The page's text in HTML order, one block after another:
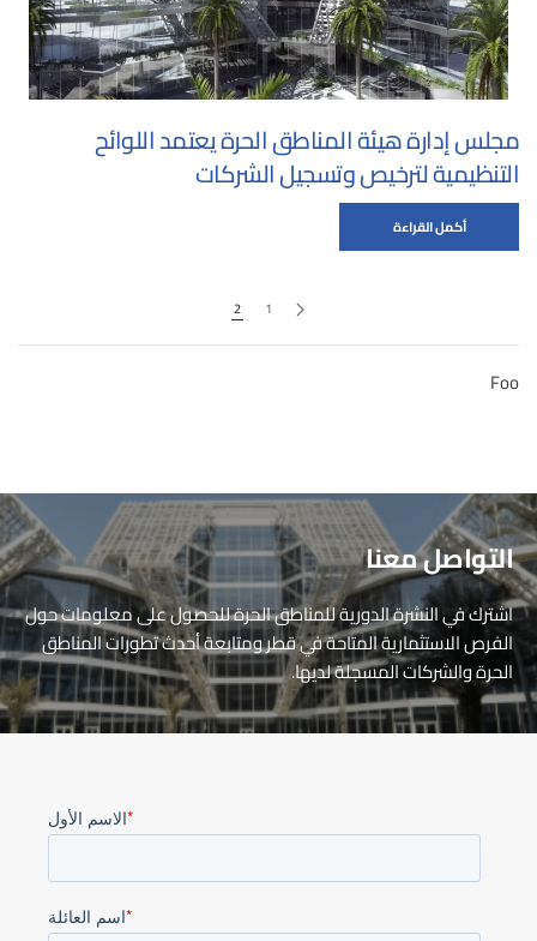
مجلس إدارة هيئة المناطق الحرة يعتمد اللوائح
التنظيمية لترخيص وتسجيل الشركات
أكمل القراءة
1
2
Foo
التواصل معنا
اشترك في النشرة الدورية للمناطق الحرة للحصول على معلومات حول
الفرص الاستثمارية المتاحة في قطر ومتابعة أحدث تطورات المناطق
الحرة والشركات المسجلة لديها.